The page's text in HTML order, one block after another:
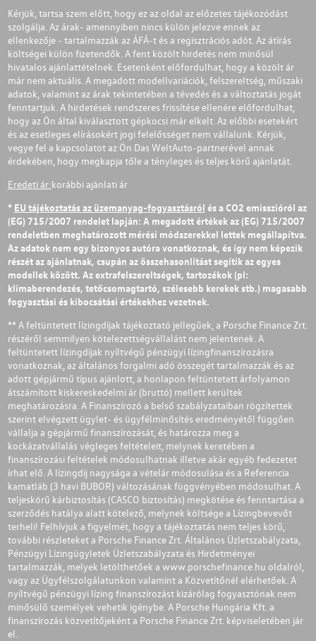
Kérjük, tartsa szem előtt, hogy ez az oldal az előzetes tájékozódást
szolgálja. Az árak- amennyiben nincs külön jelezve ennek az
ellenkezője - tartalmazzák az ÁFÁ-t és a regisztrációs adót. Az átírás
költségei külön fizetendők. A fent közölt hirdetés nem minősül
hivatalos ajánlattételnek. Esetenként előfordulhat, hogy a közölt ár
már nem aktuális. A megadott modellvariációk, felszereltség, műszaki
adatok, valamint az árak tekintetében a tévedés és a változtatás jogát
fenntartjuk. A hirdetések rendszeres frissítése ellenére előfordulhat,
hogy az Ön által kiválasztott gépkocsi már elkelt. Az előbbi esetekért
és az esetleges elírásokért jogi felelősséget nem vállalunk. Kérjük,
vegye fel a kapcsolatot az Ön Das WeltAuto-partnerével annak
érdekében, hogy megkapja tőle a tényleges és teljes körű ajánlatát.
Eredeti ár:korábbi ajánlati ár
* EU tájékoztatás az üzemanyag-fogyasztásról és a CO2 emisszióról az
(EG) 715/2007 rendelet lapján: A megadott értékek az (EG) 715/2007
rendeletben meghatározott mérési módszerekkel lettek megállapítva.
Az adatok nem egy bizonyos autóra vonatkoznak, és így nem képezik
részét az ajánlatnak, csupán az összehasonlítást segítik az egyes
modellek között. Az extrafelszereltségek, tartozékok (pl:
klímaberendezés, tetőcsomagtartó, szélesebb kerekek stb.) magasabb
fogyasztási és kibocsátási értékekhez vezetnek.
** A feltüntetett lízingdíjak tájékoztató jellegűek, a Porsche Finance Zrt.
részéről semmilyen kötelezettségvállalást nem jelentenek. A
feltüntetett lízingdíjak nyíltvégű pénzügyi lízingfinanszírozásra
vonatkoznak, az általános forgalmi adó összegét tartalmazzák és az
adott gépjármű típus ajánlott, a honlapon feltüntetett árfolyamon
átszámított kiskereskedelmi ár (bruttó) mellett kerültek
meghatározásra. A Finanszírozó a belső szabályzataiban rögzítettek
szerint elvégzett ügylet- és ügyfélminősítés eredményétől függően
vállalja a gépjármű finanszírozását, és határozza meg a
kockázatvállalás végleges feltételeit, melynek keretében a
finanszírozási feltételek módosulhatnak illetve akár egyéb fedezetet
írhat elő. A lízingdíj nagysága a vételár módosulása és a Referencia
kamatláb (3 havi BUBOR) változásának függvényében módosulhat. A
teljeskörű kárbiztosítás (CASCO biztosítás) megkötése és fenntartása a
szerződés hatálya alatt kötelező, melynek költsége a Lízingbevevőt
terheli! Felhívjuk a figyelmét, hogy a tájékoztatás nem teljes körű,
további részleteket a Porsche Finance Zrt. Általános Üzletszabályzata,
Pénzügyi Lízingügyletek Üzletszabályzata és Hirdetményei
tartalmazzák, melyek letölthetőek a www.porschefinance.hu oldalról,
vagy az Ügyfélszolgálatunkon valamint a Közvetítőnél elérhetőek. A
nyíltvégű pénzügyi lízing finanszírozást kizárólag fogyasztónak nem
minősülő személyek vehetik igénybe. A Porsche Hungária Kft. a
finanszírozás közvetítőjeként a Porsche Finance Zrt. képviseletében jár
el.